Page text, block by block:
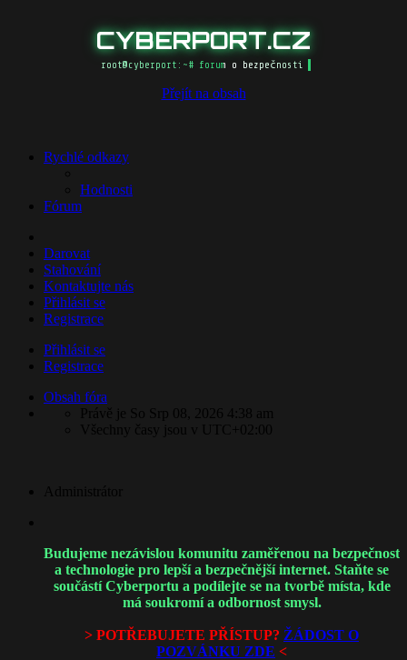
CYBERPORT.CZ
root@cyberport:~# forum o bezpečnosti
Přejít na obsah
Rychlé odkazy
Hodnosti
Fórum
Darovat
Stahování
Kontaktujte nás
Přihlásit se
Registrace
Přihlásit se
Registrace
Obsah fóra
Právě je So Srp 08, 2026 4:38 am
Všechny časy jsou v UTC+02:00
Administrátor
Budujeme nezávislou komunitu zaměřenou na bezpečnost
a technologie pro lepší a bezpečnější internet. Staňte se
součástí Cyberportu a podílejte se na tvorbě místa, kde
má soukromí a odbornost smysl.
> POTŘEBUJETE PŘÍSTUP? ŽÁDOST O
POZVÁNKU ZDE <